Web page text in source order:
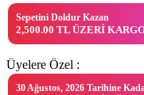
Sepetini Doldur Kazan
2,500.00 TL ÜZERI
Üyelere Özel :
30 Ağustos, 2026 Tarihine